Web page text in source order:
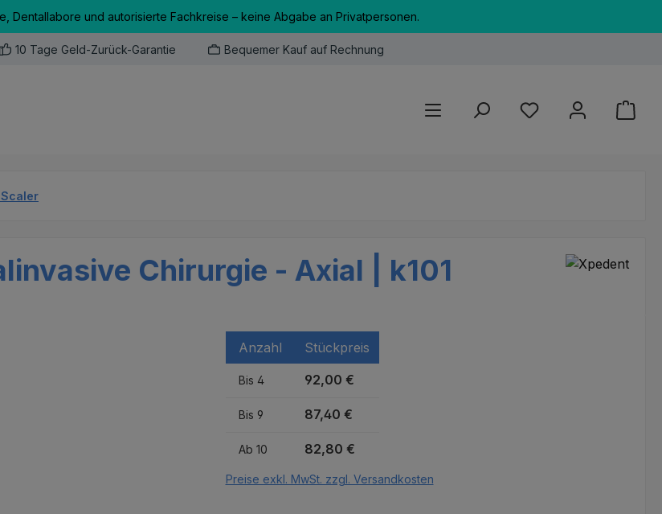
Dentallabore und autorisierte Fachkreise – keine Abgabe an Privatpersonen.
10 Tage Geld-Zurück-Garantie Bequemer Kauf auf Rechnung
Du hast 0 Produkte
Scaler
Chirurgie - Axial | k101
Anzahl Stückpreis
Bis 4 92,00 €
Bis 9 87,40 €
Ab 10 82,80 €
Preise exkl. MwSt. zzgl. Versandkosten